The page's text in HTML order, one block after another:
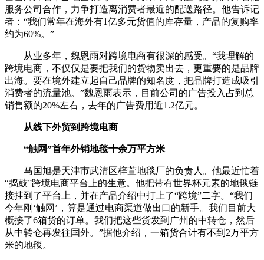
服务公司合作，力争打造离消费者最近的配送路径。他告诉记
者：“我们常年在海外有1亿多元货值的库存量，产品的复购率
约为60%。”
从业多年，魏恩雨对跨境电商有很深的感受。“我理解的
跨境电商，不仅仅是要把我们的货物卖出去，更重要的是品牌
出海。要在境外建立起自己品牌的知名度，把品牌打造成吸引
消费者的流量池。”魏恩雨表示，目前公司的广告投入占到总
销售额的20%左右，去年的广告费用近1.2亿元。
从线下外贸到跨境电商
“触网”首年外销地毯十余万平方米
马国旭是天津市武清区梓萱地毯厂的负责人。他最近忙着
“捣鼓”跨境电商平台上的生意。他把带有世界杯元素的地毯链
接挂到了平台上，并在产品介绍中打上了“跨境”二字。“我们
今年刚‘触网’，算是通过电商渠道做出口的新手。我们目前大
概接了6箱货的订单。我们把这些货发到广州的中转仓，然后
从中转仓再发往国外。”据他介绍，一箱货合计有不到2万平方
米的地毯。